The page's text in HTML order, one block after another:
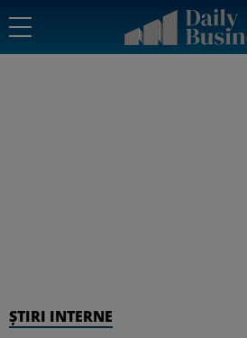
ȘTIRI INTERNE